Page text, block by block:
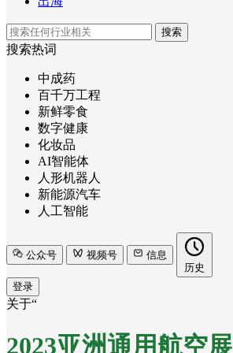
搜索
搜索热词
中成药
百千万工程
新鲜零食
数字健康
化妆品
AI智能体
人形机器人
新能源汽车
人工智能
公众号 视频号
信息
历史
登录
关于“
2023亚洲通用航空展